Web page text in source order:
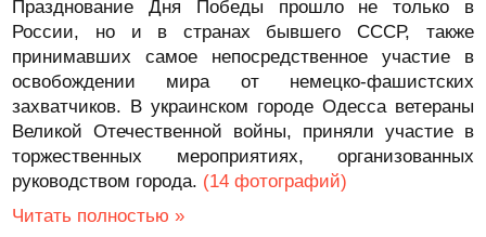
Празднование Дня Победы прошло не только в
России, но и в странах бывшего СССР, также
принимавших самое непосредственное участие в
освобождении мира от немецко-фашистских
захватчиков. В украинском городе Одесса ветераны
Великой Отечественной войны, приняли участие в
торжественных мероприятиях, организованных
руководством города. (14 фотографий)
Читать полностью »